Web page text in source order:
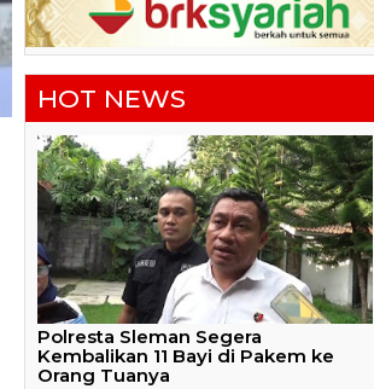
HOT NEWS
Polresta Sleman Segera
Kembalikan 11 Bayi di Pakem ke
Orang Tuanya